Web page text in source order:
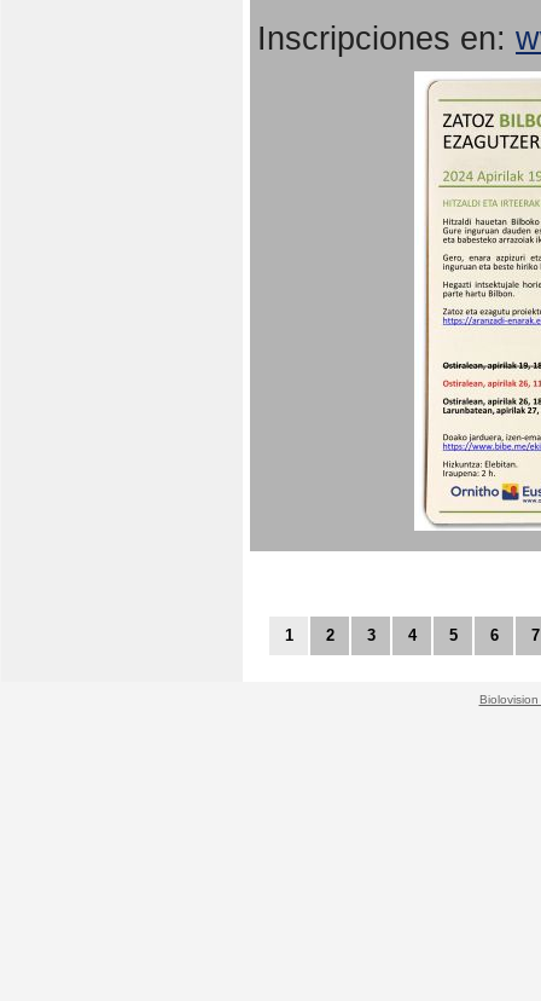
Inscripciones en:
1 2 3 4 5 6 7
Biolovision